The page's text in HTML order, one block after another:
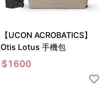
【UCON ACROBATICS】
Otis Lotus 手機包
$1600